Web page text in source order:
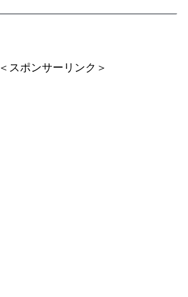
＜スポンサーリンク＞